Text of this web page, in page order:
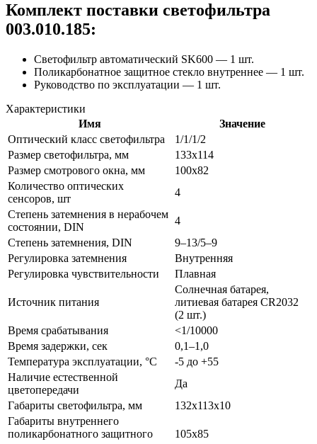
Комплект поставки светофильтра
003.010.185:
Светофильтр автоматический SK600 — 1 шт.
Поликарбонатное защитное стекло внутреннее — 1 шт.
Руководство по эксплуатации — 1 шт.
Характеристики
Имя
Значение
Оптический класс светофильтра
1/1/1/2
Размер светофильтра, мм
133х114
Размер смотрового окна, мм
100х82
Количество оптических
сенсоров, шт
4
Степень затемнения в нерабочем
состоянии, DIN
4
Степень затемнения, DIN
9–13/5–9
Регулировка затемнения
Внутренняя
Регулировка чувствительности
Плавная
Источник питания
Солнечная батарея,
литиевая батарея CR2032
(2 шт.)
Время срабатывания
<1/10000
Время задержки, сек
0,1–1,0
Температура эксплуатации, °С
-5 до +55
Наличие естественной
цветопередачи
Да
Габариты светофильтра, мм
132х113х10
Габариты внутреннего
поликарбонатного защитного
105х85